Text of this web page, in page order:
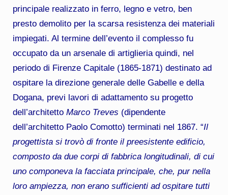
principale realizzato in ferro, legno e vetro, ben
presto demolito per la scarsa resistenza dei materiali
impiegati. Al termine dell’evento il complesso fu
occupato da un arsenale di artiglieria quindi, nel
periodo di Firenze Capitale (1865-1871) destinato ad
ospitare la direzione generale delle Gabelle e della
Dogana, previ lavori di adattamento su progetto
dell’architetto Marco Treves (dipendente
dell’architetto Paolo Comotto) terminati nel 1867. “Il
progettista si trovò di fronte il preesistente edificio,
composto da due corpi di fabbrica longitudinali, di cui
uno componeva la facciata principale, che, pur nella
loro ampiezza, non erano sufficienti ad ospitare tutti